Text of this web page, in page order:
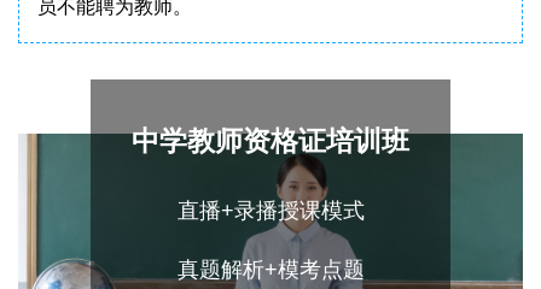
员不能聘为教师。
中学教师资格证培训班
直播+录播授课模式
真题解析+模考点题